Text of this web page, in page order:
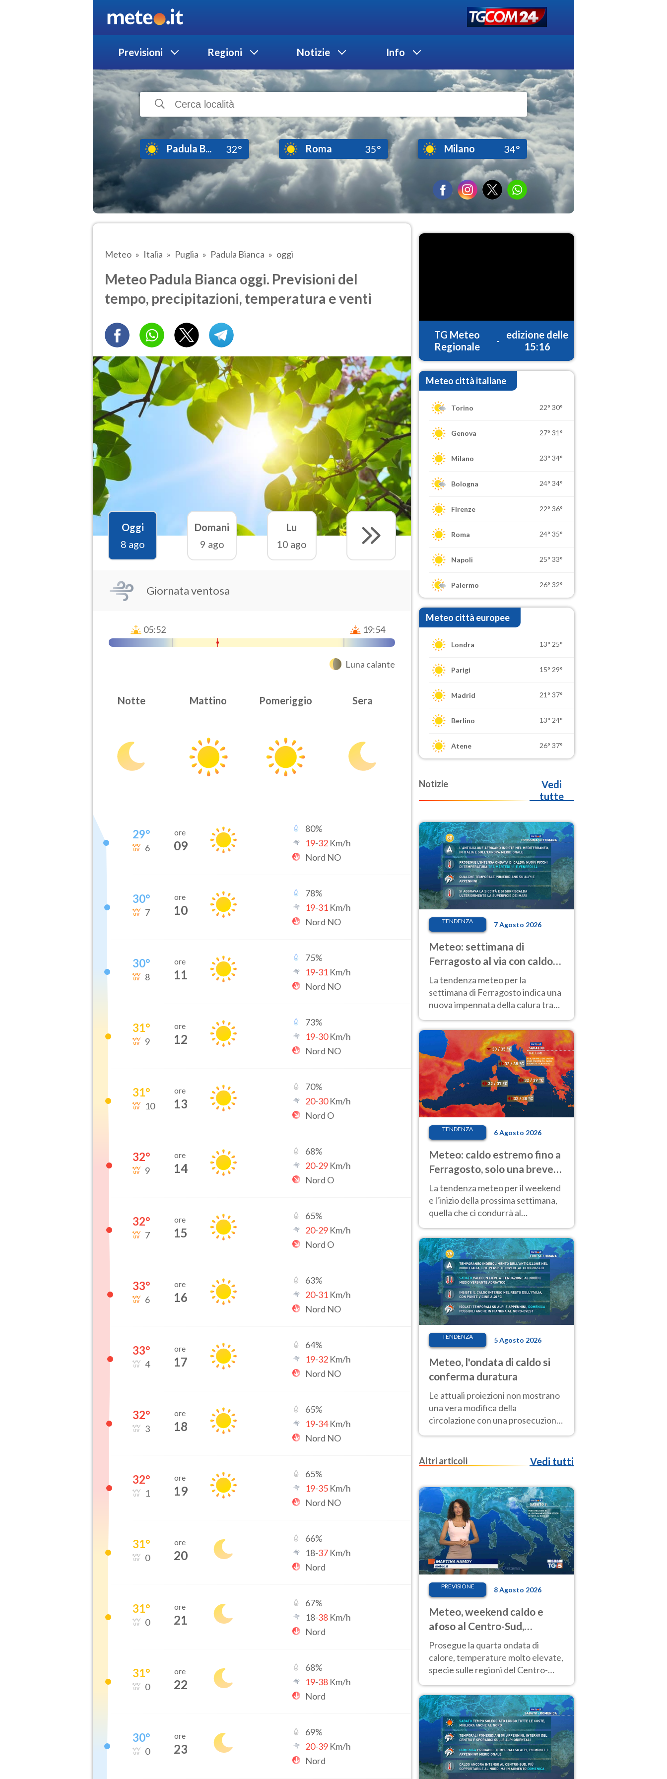
Previsioni Regioni Notizie Info
Padula B... 32° Roma 35° Milano 34°
Meteo Italia Puglia Padula Bianca oggi
Meteo Padula Bianca oggi. Previsioni del
tempo, precipitazioni, temperatura e venti
Oggi
8 ago
Domani
9 ago
Lu
10 ago
Giornata ventosa
05:52 19:54
Luna calante
Notte Mattino Pomeriggio Sera
29°
6
ore
09
80%
19-32 Km/h
Nord NO
30°
7
ore
10
78%
19-31 Km/h
Nord NO
30°
8
ore
11
75%
19-31 Km/h
Nord NO
31°
9
ore
12
73%
19-30Km/h
Nord NO
31°
10
ore
13
70%
20-30Km/h
Nord O
32°
9
ore
14
68%
20-29 Km/h
Nord O
32°
7
ore
15
65%
20-29 Km/h
Nord O
33°
6
ore
16
63%
20-31 Km/h
Nord NO
33°
4
ore
17
64%
19-32 Km/h
Nord NO
32°
3
ore
18
65%
19-34Km/h
Nord NO
32°
1
ore
19
65%
19-35 Km/h
Nord NO
31°
0
ore
20
66%
18-37 Km/h
Nord
31°
0
ore
21
67%
18-38 Km/h
Nord
31°
0
ore
22
68%
19-38 Km/h
Nord
30°
0
ore
23
69%
20-39 Km/h
Nord
TG Meteo
Regionale
-
edizione delle
15:16
Meteo città italiane
Torino 22° 30°
Genova 27° 31°
Milano 23° 34°
Bologna 24° 34°
Firenze 22° 36°
Roma 24° 35°
Napoli 25° 33°
Palermo 26° 32°
Meteo città europee
Londra 13° 25°
Parigi 15° 29°
Madrid 21° 37°
Berlino 13° 24°
Atene 26° 37°
Notizie
Vedi
tutte
TENDENZA 7 Agosto 2026
Meteo: settimana di
Ferragosto al via con caldo
intenso e qualche temporale
La tendenza meteo per la
settimana di Ferragosto indica una
nuova impennata della calura tra
anche al Nord.
TENDENZA 6 Agosto 2026
Meteo: caldo estremo fino a
Ferragosto, solo una breve
pausa. Ecco dove
La tendenza meteo per il weekend
e l'inizio della prossima settimana,
quella che ci condurrà al
temperature molto elevate
TENDENZA 5 Agosto 2026
Meteo, l'ondata di caldo si
conferma duratura
Le attuali proiezioni non mostrano
una vera modifica della
circolazione con una prosecuzione
del caldo fuori scala per molti
Ferragosto
Altri articoli Vedi tutti
PREVISIONE 8 Agosto 2026
Meteo, weekend caldo e
afoso al Centro-Sud,
temporali sui rilievi
Prosegue la quarta ondata di
calore, temperature molto elevate,
specie sulle regioni del Centro-
aree montuose